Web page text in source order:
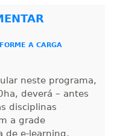
R$ 2.240,16
A CARGA
neste programa,
deverá – antes
disciplinas
a grade
de e-learning,